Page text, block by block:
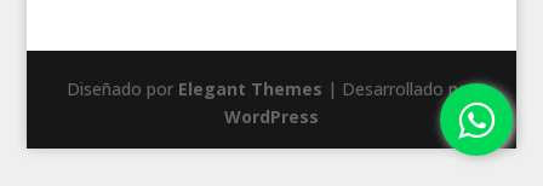
Diseñado por Elegant Themes | Desarrollado por
WordPress